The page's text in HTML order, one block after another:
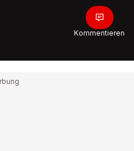
Kommentieren